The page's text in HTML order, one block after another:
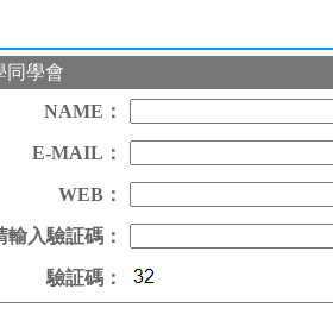
同學會
NAME：
E-MAIL：
WEB：
輸入驗証碼：
驗証碼：